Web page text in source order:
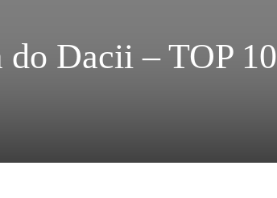
do Dacii – TOP 10